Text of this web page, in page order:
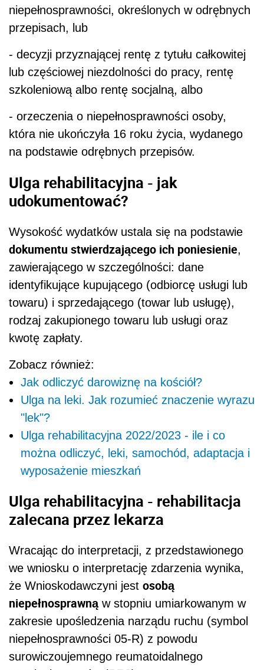
niepełnosprawności, określonych w odrębnych
przepisach, lub
- decyzji przyznającej rentę z tytułu całkowitej
lub częściowej niezdolności do pracy, rentę
szkoleniową albo rentę socjalną, albo
- orzeczenia o niepełnosprawności osoby,
która nie ukończyła 16 roku życia, wydanego
na podstawie odrębnych przepisów.
Ulga rehabilitacyjna - jak
udokumentować?
Wysokość wydatków ustala się na podstawie
dokumentu stwierdzającego ich poniesienie,
zawierającego w szczególności: dane
identyfikujące kupującego (odbiorcę usługi lub
towaru) i sprzedającego (towar lub usługę),
rodzaj zakupionego towaru lub usługi oraz
kwotę zapłaty.
Zobacz również:
Jak odliczyć darowiznę na kościół?
Ulga na leki. Jak rozumieć znaczenie wyrazu
"lek"?
Ulga rehabilitacyjna 2022/2023 - ile i co
można odliczyć, leki, samochód, adaptacja i
wyposażenie mieszkań
Ulga rehabilitacyjna - rehabilitacja
zalecana przez lekarza
Wracając do interpretacji, z przedstawionego
we wniosku o interpretację zdarzenia wynika,
że Wnioskodawczyni jest osobą
niepełnosprawnąw stopniu umiarkowanym w
zakresie upośledzenia narządu ruchu (symbol
niepełnosprawności 05-R) z powodu
surowiczoujemnego reumatoidalnego